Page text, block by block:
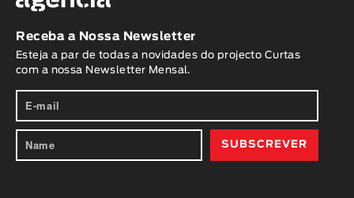
Receba a Nossa Newsletter
Esteja a par de todas a novidades do projecto Curtas
com a nossa Newsletter Mensal.